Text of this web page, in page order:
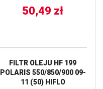
50,49 zł
FILTR OLEJU HF 199
POLARIS 550/850/900 09-
11 (50) HIFLO